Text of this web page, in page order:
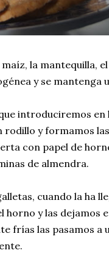
la mantequilla,
y se mantenga
introduciremos en
rodillo y formamos
con papel de
de almendra.
cuando la ha
horno y las dejamos
frías las pasamos a